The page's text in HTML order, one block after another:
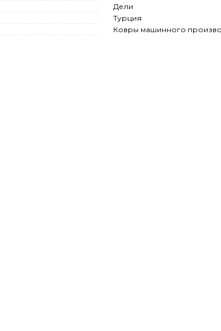
Дели
Турция
Ковры машинного